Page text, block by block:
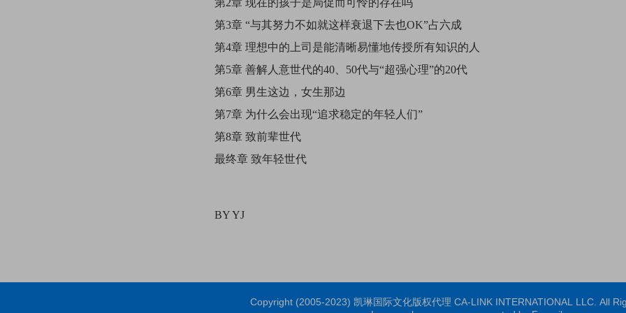
第2章 现在的孩子是局促而可怜的存在吗
第3章 “与其努力不如就这样衰退下去也OK”占六成
第4章 理想中的上司是能清晰易懂地传授所有知识的人
第5章 善解人意世代的40、50代与“超强心理”的20代
第6章 男生这边，女生那边
第7章 为什么会出现“追求稳定的年轻人们”
第8章 致前辈世代
最终章 致年轻世代
BY YJ
Copyright (2005-2023) 凯琳国际文化版权代理 CA-LINK INTERNATIONAL LLC. All